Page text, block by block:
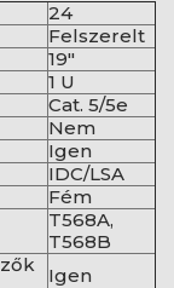
24
Felszerelt
19"
1 U
Cat. 5/5e
Nem
Igen
IDC/LSA
Fém
T568A,
T568B
Igen